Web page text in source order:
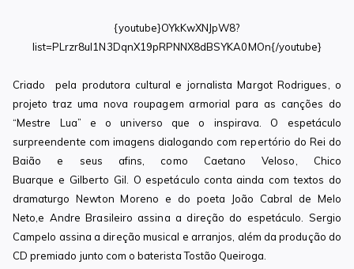
{youtube}OYkKwXNJpW8?
list=PLrzr8ul1N3DqnX19pRPNNX8dBSYKA0MOn{/youtube}
Criado pela produtora cultural e jornalista Margot Rodrigues, o
projeto traz uma nova roupagem armorial para as canções do
“Mestre Lua” e o universo que o inspirava. O espetáculo
surpreendente com imagens dialogando com repertório do Rei do
Baião e seus afins, como Caetano Veloso, Chico
Buarque e Gilberto Gil. O espetáculo conta ainda com textos do
dramaturgo Newton Moreno e do poeta João Cabral de Melo
Neto,e Andre Brasileiro assina a direção do espetáculo. Sergio
Campelo assina a direção musical e arranjos, além da produção do
CD premiado junto com o baterista Tostão Queiroga.